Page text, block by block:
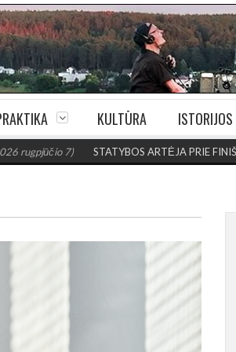
KULTŪRA ISTORIJOS
STATYBOS ARTĖJA PRIE FINIŠO: Šiaulių